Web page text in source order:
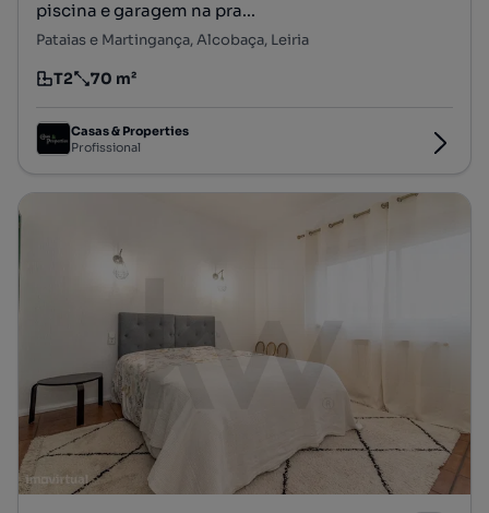
piscina e garagem na pra...
Pataias e Martingança, Alcobaça, Leiria
Tipologia
T2
Preço por metro quadrado
70 m²
Casas & Properties
Profissional